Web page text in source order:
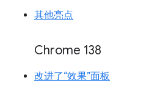
其他亮点
Chrome 138
改进了“效果”面板